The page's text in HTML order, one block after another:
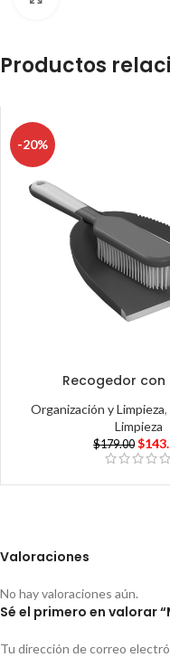
Productos
-20%
Recogedor con
Organización y Limpieza,
Limpieza
$179.00 $
Valoraciones
No hay valoraciones aún.
Sé el primero en valorar
Tu dirección de correo